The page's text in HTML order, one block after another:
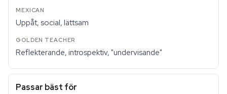
Uppåt, social, lättsam
Reflekterande, introspektiv, "undervisande"
Passar bäst för